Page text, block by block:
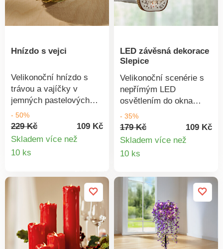
Hnízdo s vejci
Velikonoční hnízdo s
trávou a vajíčky v
jemných pastelových
odstínech - věrné
přírodě a krásné! Budete
z něj mít radost každý
- 50%
229 Kč
109 Kč
Skladem více než
10 ks
LED závěsná dekorace
Slepice
Velikonoční scenérie s
nepřímým LED
osvětlením do okna
nebo k volně k zavěšení
a na větvičky ve váze.
- 35%
179 Kč
109 Kč
Skladem více než
10 ks